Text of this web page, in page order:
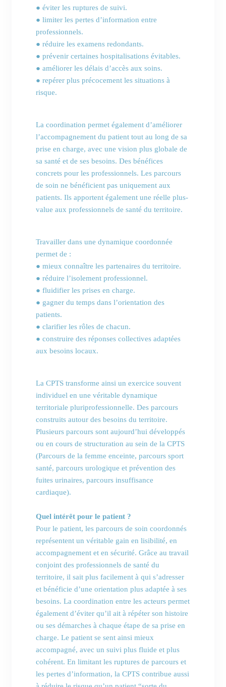
● éviter les ruptures de suivi.
● limiter les pertes d’information entre
professionnels.
● réduire les examens redondants.
● prévenir certaines hospitalisations évitables.
● améliorer les délais d’accès aux soins.
● repérer plus précocement les situations à
risque.
La coordination permet également d’améliorer
l’accompagnement du patient tout au long de sa
prise en charge, avec une vision plus globale de
sa santé et de ses besoins. Des bénéfices
concrets pour les professionnels. Les parcours
de soin ne bénéficient pas uniquement aux
patients. Ils apportent également une réelle plus-
value aux professionnels de santé du territoire.
Travailler dans une dynamique coordonnée
permet de :
● mieux connaître les partenaires du territoire.
● réduire l’isolement professionnel.
● fluidifier les prises en charge.
● gagner du temps dans l’orientation des
patients.
● clarifier les rôles de chacun.
● construire des réponses collectives adaptées
aux besoins locaux.
La CPTS transforme ainsi un exercice souvent
individuel en une véritable dynamique
territoriale pluriprofessionnelle. Des parcours
construits autour des besoins du territoire.
Plusieurs parcours sont aujourd’hui développés
ou en cours de structuration au sein de la CPTS
(Parcours de la femme enceinte, parcours sport
santé, parcours urologique et prévention des
fuites urinaires, parcours insuffisance
cardiaque).
Quel intérêt pour le patient ?
Pour le patient, les parcours de soin coordonnés
représentent un véritable gain en lisibilité, en
accompagnement et en sécurité. Grâce au travail
conjoint des professionnels de santé du
territoire, il sait plus facilement à qui s’adresser
et bénéficie d’une orientation plus adaptée à ses
besoins. La coordination entre les acteurs permet
également d’éviter qu’il ait à répéter son histoire
ou ses démarches à chaque étape de sa prise en
charge. Le patient se sent ainsi mieux
accompagné, avec un suivi plus fluide et plus
cohérent. En limitant les ruptures de parcours et
les pertes d’information, la CPTS contribue aussi